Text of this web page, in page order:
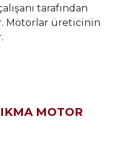
tarafından
Motorlar üreticinin
MOTOR